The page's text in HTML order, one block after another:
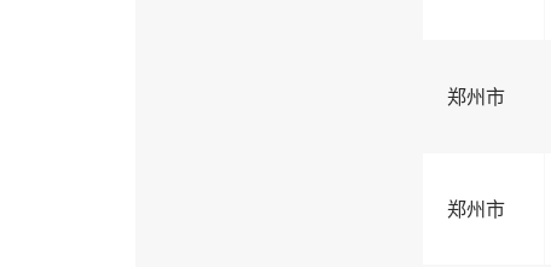
郑州市
郑州市